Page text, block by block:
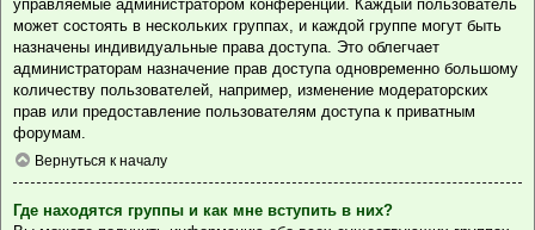
управляемые администратором конференции. Каждый пользователь
может состоять в нескольких группах, и каждой группе могут быть
назначены индивидуальные права доступа. Это облегчает
администраторам назначение прав доступа одновременно большому
количеству пользователей, например, изменение модераторских
прав или предоставление пользователям доступа к приватным
форумам.
Вернуться к началу
Где находятся группы и как мне вступить в них?